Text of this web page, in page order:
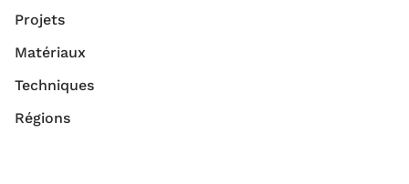
Projets
Matériaux
Techniques
Régions